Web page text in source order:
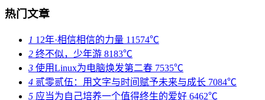
热门文章
1 12年·相信相信的力量 11574℃
2 终不似，少年游 8183℃
3 使用Linux为电脑焕发第二春 7535℃
4 贰零贰伍：用文字与时间赋予未来与成长 7084℃
5 应当为自己培养一个值得终生的爱好 6462℃